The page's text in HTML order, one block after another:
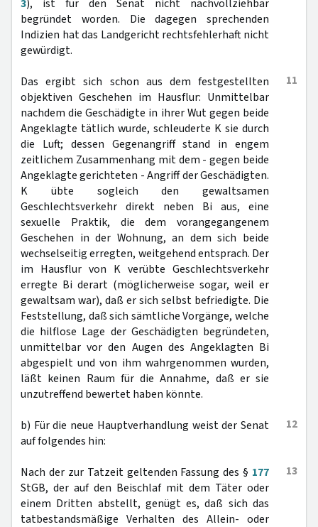
3), ist für den Senat nicht nachvollziehbar
begründet worden. Die dagegen sprechenden
Indizien hat das Landgericht rechtsfehlerhaft nicht
gewürdigt.
11
Das ergibt sich schon aus dem festgestellten
objektiven Geschehen im Hausflur: Unmittelbar
nachdem die Geschädigte in ihrer Wut gegen beide
Angeklagte tätlich wurde, schleuderte K sie durch
die Luft; dessen Gegenangriff stand in engem
zeitlichem Zusammenhang mit dem - gegen beide
Angeklagte gerichteten - Angriff der Geschädigten.
K übte sogleich den gewaltsamen
Geschlechtsverkehr direkt neben Bi aus, eine
sexuelle Praktik, die dem vorangegangenem
Geschehen in der Wohnung, an dem sich beide
wechselseitig erregten, weitgehend entsprach. Der
im Hausflur von K verübte Geschlechtsverkehr
erregte Bi derart (möglicherweise sogar, weil er
gewaltsam war), daß er sich selbst befriedigte. Die
Feststellung, daß sich sämtliche Vorgänge, welche
die hilflose Lage der Geschädigten begründeten,
unmittelbar vor den Augen des Angeklagten Bi
abgespielt und von ihm wahrgenommen wurden,
läßt keinen Raum für die Annahme, daß er sie
unzutreffend bewertet haben könnte.
12
b) Für die neue Hauptverhandlung weist der Senat
auf folgendes hin:
13
Nach der zur Tatzeit geltenden Fassung des § 177
StGB, der auf den Beischlaf mit dem Täter oder
einem Dritten abstellt, genügt es, daß sich das
tatbestandsmäßige Verhalten des Allein- oder